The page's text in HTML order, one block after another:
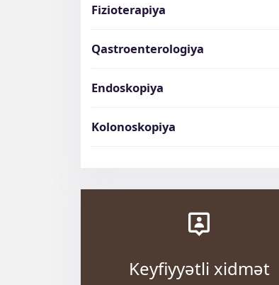
Fizioterapiya
Qastroenterologiya
Endoskopiya
Kolonoskopiya
Keyfiyyətli xidmət